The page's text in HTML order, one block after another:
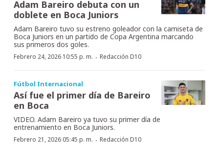
Adam Bareiro debuta con un
doblete en Boca Juniors
Adam Bareiro tuvo su estreno goleador con la camiseta de
Boca Juniors en un partido de Copa Argentina marcando
sus primeros dos goles.
Febrero 24, 2026 10:55 p. m. · Redacción D10
Fútbol Internacional
Así fue el primer día de Bareiro
en Boca
VIDEO. Adam Bareiro ya tuvo su primer día de
entrenamiento en Boca Juniors.
Febrero 21, 2026 05:45 p. m. · Redacción D10